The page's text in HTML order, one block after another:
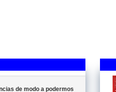
de modo a podermos